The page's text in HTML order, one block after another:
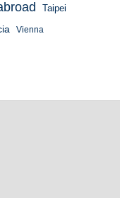
Taipei
Vienna